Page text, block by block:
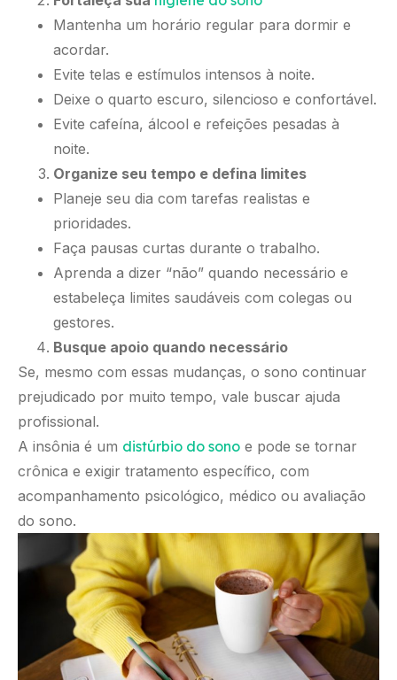
Mantenha um horário regular para dormir e
acordar.
Evite telas e estímulos intensos à noite.
Deixe o quarto escuro, silencioso e confortável.
Evite cafeína, álcool e refeições pesadas à
noite.
Organize seu tempo e defina limites
Planeje seu dia com tarefas realistas e
prioridades.
Faça pausas curtas durante o trabalho.
Aprenda a dizer “não” quando necessário e
estabeleça limites saudáveis com colegas ou
gestores.
Busque apoio quando necessário
Se, mesmo com essas mudanças, o sono continuar
prejudicado por muito tempo, vale buscar ajuda
profissional.
A insônia é um distúrbio do sono e pode se tornar
crônica e exigir tratamento específico, com
acompanhamento psicológico, médico ou avaliação
do sono.